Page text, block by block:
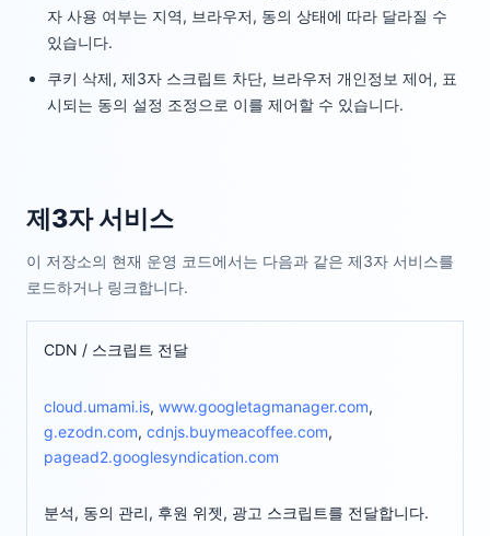
자 사용 여부는 지역, 브라우저, 동의 상태에 따라 달라질 수
있습니다.
쿠키 삭제, 제3자 스크립트 차단, 브라우저 개인정보 제어, 표
시되는 동의 설정 조정으로 이를 제어할 수 있습니다.
제3자 서비스
이 저장소의 현재 운영 코드에서는 다음과 같은 제3자 서비스를
로드하거나 링크합니다.
CDN / 스크립트 전달
cloud.umami.is,www.googletagmanager.com,
g.ezodn.com,cdnjs.buymeacoffee.com,
pagead2.googlesyndication.com
분석, 동의 관리, 후원 위젯, 광고 스크립트를 전달합니다.